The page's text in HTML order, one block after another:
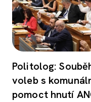
Politolog:
voleb s
pomoct hnutí